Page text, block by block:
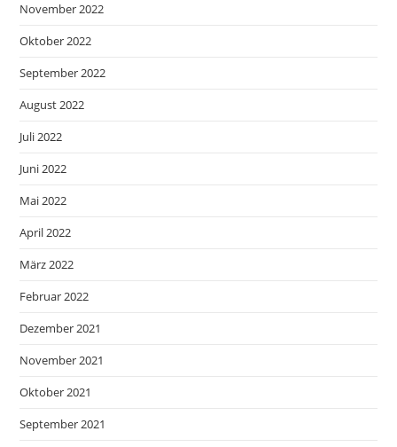
November 2022
Oktober 2022
September 2022
August 2022
Juli 2022
Juni 2022
Mai 2022
April 2022
März 2022
Februar 2022
Dezember 2021
November 2021
Oktober 2021
September 2021